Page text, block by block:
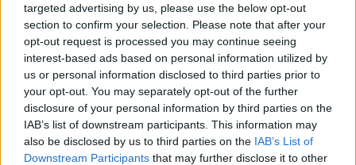
targeted advertising by us, please use the below opt-out
section to confirm your selection. Please note that after your
opt-out request is processed you may continue seeing
interest-based ads based on personal information utilized by
us or personal information disclosed to third parties prior to
your opt-out. You may separately opt-out of the further
disclosure of your personal information by third parties on the
IAB’s list of downstream participants. This information may
also be disclosed by us to third parties on the IAB’s List of
Downstream Participants that may further disclose it to other
Parole poi anche su come vorrebbe essere ricordato tra
qualche anno: "Vorrei essere ricordato come un giocatore che
ha dato tutto, sia dentro che fuori dal campo. Nel calcio, i gol,
le vittorie e i trofei sono ovviamente molto importanti. Ma per
me è altrettanto prezioso come vivi quel percorso. Rispetto,
disciplina di lavoro, famiglia e rimanere con i piedi per terra... Il
mio più grande desiderio è costruire la mia storia. Non voglio
essere solo qualcuno paragonato agli altri, voglio lasciare un
segno autentico alla Juventus, alla Nazionale turca e a tutti